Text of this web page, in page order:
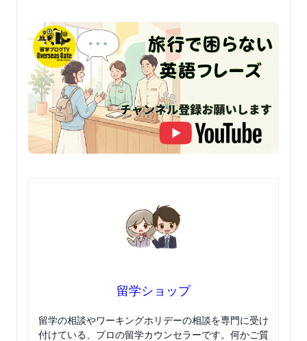
留学ショップ
留学の相談やワーキングホリデーの相談を専門に受け
付けている、プロの留学カウンセラーです。何かご質